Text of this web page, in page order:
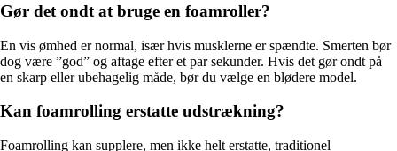
Gør det ondt at bruge en foamroller?
En vis ømhed er normal, især hvis musklerne er spændte. Smerten bør
dog være ”god” og aftage efter et par sekunder. Hvis det gør ondt på
en skarp eller ubehagelig måde, bør du vælge en blødere model.
Kan foamrolling erstatte udstrækning?
Foamrolling kan supplere, men ikke helt erstatte, traditionel